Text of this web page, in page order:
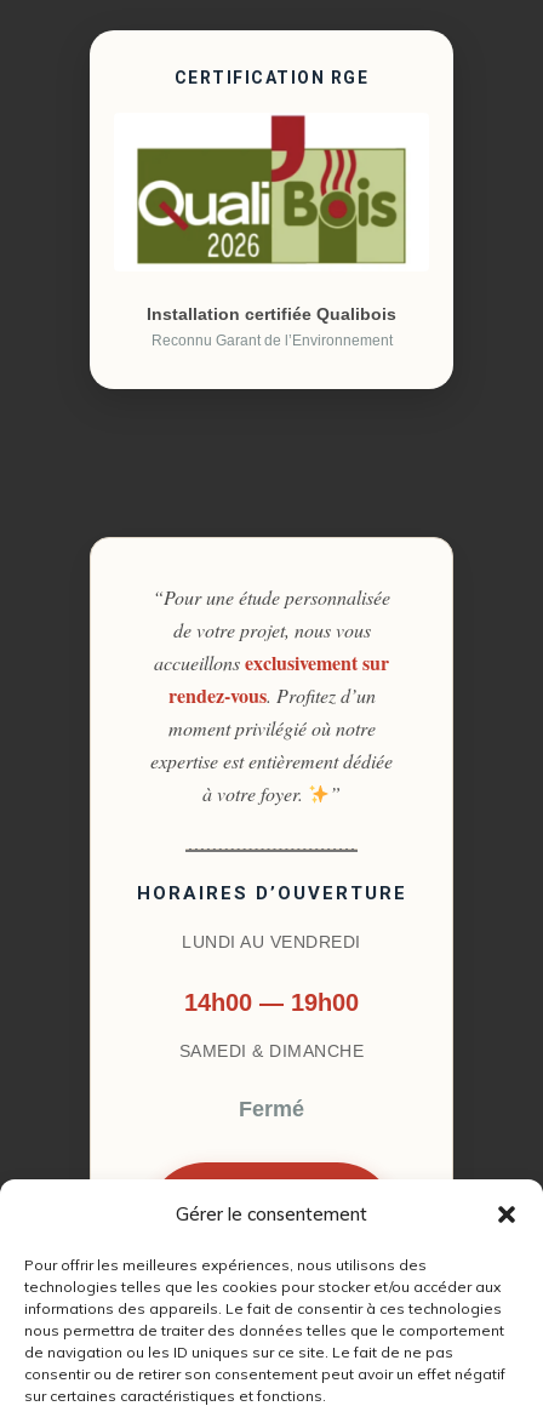
Gérer le consentement
Pour offrir les meilleures expériences, nous utilisons des
technologies telles que les cookies pour stocker et/ou accéder aux
informations des appareils. Le fait de consentir à ces technologies
nous permettra de traiter des données telles que le comportement
de navigation ou les ID uniques sur ce site. Le fait de ne pas
consentir ou de retirer son consentement peut avoir un effet négatif
sur certaines caractéristiques et fonctions.
CERTIFICATION RGE
Installation certifiée Qualibois
Reconnu Garant de l’Environnement
“Pour une étude personnalisée
de votre projet, nous vous
accueillonsexclusivement sur
rendez-vous. Profitez d’un
moment privilégié où notre
expertise est entièrement dédiée
à votre foyer.
”
HORAIRES D’OUVERTURE
LUNDI AU VENDREDI
14h00 — 19h00
SAMEDI & DIMANCHE
Fermé
RENDEZ-VOUS
© 2022 – 2026Autour du Feu 77